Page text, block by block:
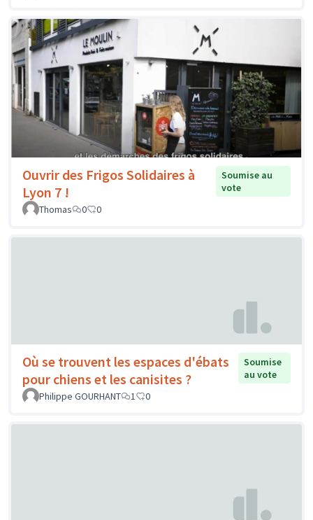
Ouvrir des Frigos Solidaires à
Lyon 7 !
Soumise au
vote
Thomas
0 0
Où se trouvent les espaces d'ébats
pour chiens et les canisites ?
Soumise
au vote
Philippe GOURHANT
1 0